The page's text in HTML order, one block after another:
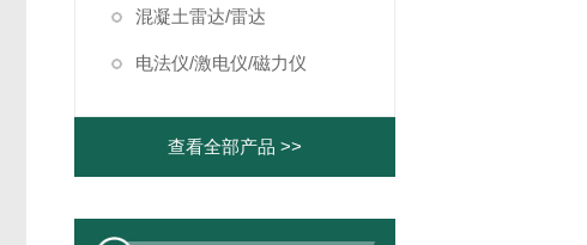
混凝土雷达/雷达
电法仪/激电仪/磁力仪
查看全部产品 >>